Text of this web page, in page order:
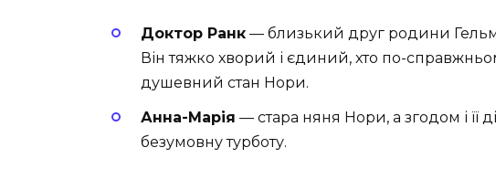
Доктор Ранк — близький друг родини
Він тяжко хворий і єдиний, хто по-
душевний стан Нори.
Анна-Марія — стара няня Нори, а згодом і її
безумовну турботу.